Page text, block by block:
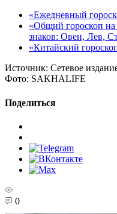
«Ежедневный
«Общий гороскоп на
знаков: Овен, Лев,
«Китайский
Источник: Сетевое
Фото: SAKHALIFE
Поделиться
0